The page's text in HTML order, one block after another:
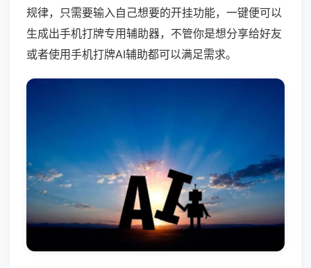
规律，只需要输入自己想要的开挂功能，一键便可以
生成出手机打牌专用辅助器，不管你是想分享给好友
或者使用手机打牌AI辅助都可以满足需求。